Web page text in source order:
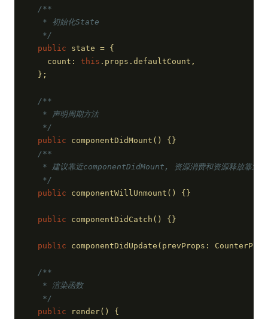
/**
   * 初始化State
   */
public state = {
    count:
this .props.defaultCount,
  };
/**
   * 声明周期方法
   */
public componentDidMount() {}
/**
* 建议靠近componentDidMount, 资源消费和资源释放靠近
   */
public componentWillUnmount() {}
public componentDidCatch() {}
public componentDidUpdate(prevProps:
/**
   * 渲染函数
   */
public render() {